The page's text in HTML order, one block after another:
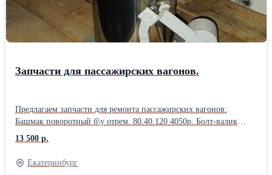
(руководство по эксплуатации тепловоза ТГК-2) Комплект
дубликатов паспортов на тепловоз ТГК 2 Стоимость, наличие
запасных частей по запросу.
метал. элемент 100.41.010 155р Рукав тормозной Р-17 2550р
Рукав Р36 15-17гг. новый 350р. Сектор 635р Уплотнитель
крепительной крышки 100.10.006, 11441Н,35063-Н 23р Чека
145р Шкворень вагонный 1080р E-mail: zm11@mail.ru Веб-сайт:
Запчасти для пассажирских вагонов.
Предлагаем запчасти для ремонта пассажирских вагонов:
Башмак поворотный б\у отрем. 80.40.120 4050р. Болт-валик
башмака 3935Н 575р. Втулка цапфы траверсы 168.40.185, 415р.
Клапан унитаза 9690-Н,9739-Н 2000 р. Кран водоразборный
19.054.0800.000, 650р. Крепление кольца и крышки унитаза 23-
220.87-00 500р. Кольцо и крышка унитаза 23-220.87-00 2000р.
13 500 р.
Екатеринбург